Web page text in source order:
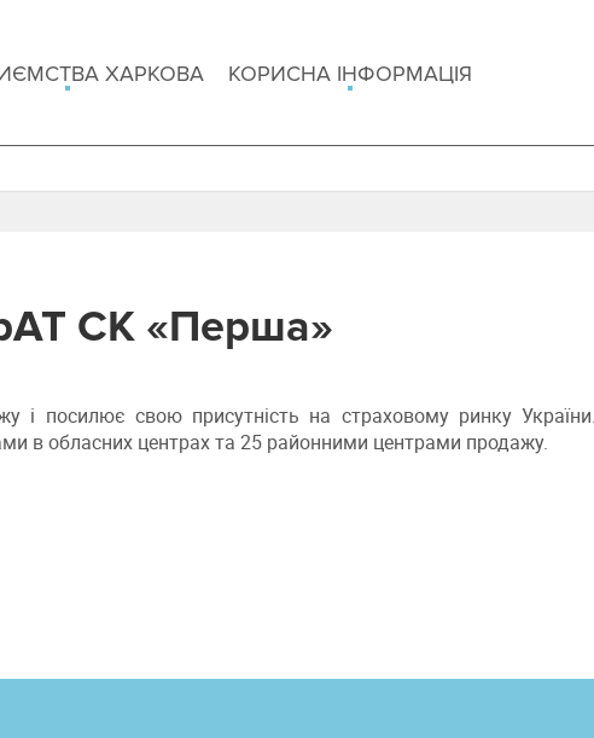
ХАРКОВА КОРИСНА ІНФОРМАЦІЯ
СК «Перша»
і посилює свою присутність на страховому ринку
в обласних центрах та 25 районними центрами продажу.